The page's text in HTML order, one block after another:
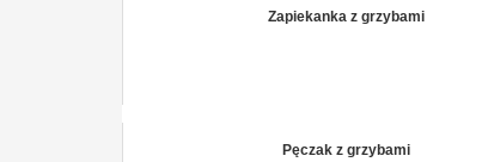
Zapiekanka z grzybami
Pęczak z grzybami